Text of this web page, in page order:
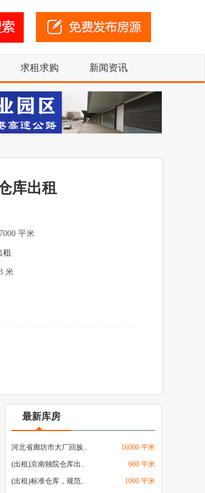
求租求购 新闻资讯
库出租
平米
租
米
最新库房
河北省廊坊市大厂回族..
16000 平米
(出租)京南独院仓库出..
600 平米
(出租)标准仓库，规范..
1000 平米